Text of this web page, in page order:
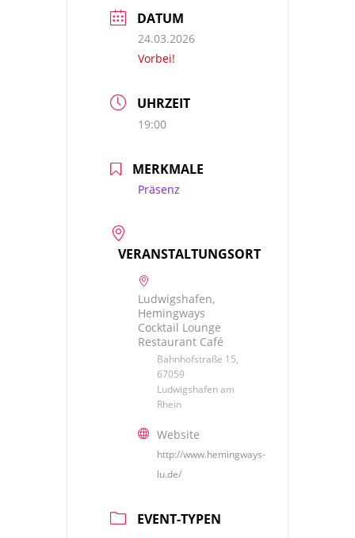
DATUM
24.03.2026
Vorbei!
UHRZEIT
19:00
MERKMALE
Präsenz
VERANSTALTUNGSORT
Ludwigshafen,
Hemingways
Cocktail Lounge
Restaurant Café
Bahnhofstraße 15,
67059
Ludwigshafen am
Rhein
Website
http://www.hemingways-
lu.de/
EVENT-TYPEN